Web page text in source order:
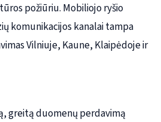
požiūriu. Mobiliojo ryšio
komunikacijos kanalai tampa
Vilniuje, Kaune, Klaipėdoje ir
greitą duomenų perdavimą